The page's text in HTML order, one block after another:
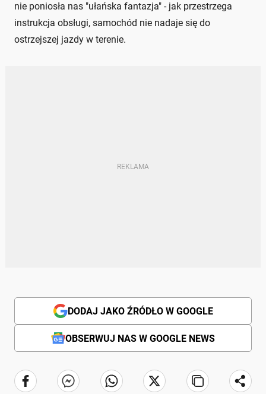
nie poniosła nas "ułańska fantazja" - jak przestrzega
instrukcja obsługi, samochód nie nadaje się do
ostrzejszej jazdy w terenie.
DODAJ JAKO ŹRÓDŁO W GOOGLE
OBSERWUJ NAS W GOOGLE NEWS